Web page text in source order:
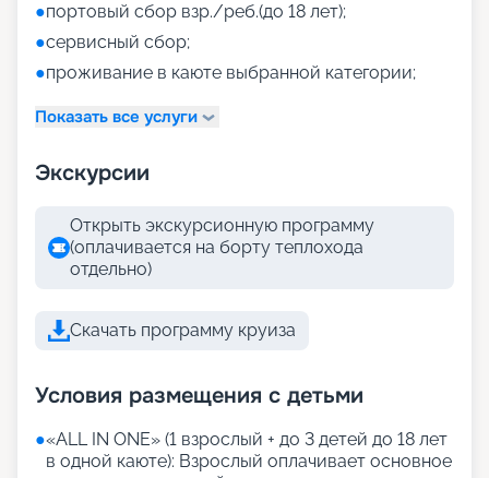
●портовый сбор взр./реб.(до 18 лет);
●сервисный сбор;
●проживание в каюте выбранной категории;
Показать все услуги
Экскурсии
Открыть экскурсионную программу
(оплачивается на борту теплохода
отдельно)
Скачать программу круиза
Условия размещения с детьми
●«АLL IN ONE» (1 взрослый + до 3 детей до 18 лет
в одной каюте): Взрослый оплачивает основное